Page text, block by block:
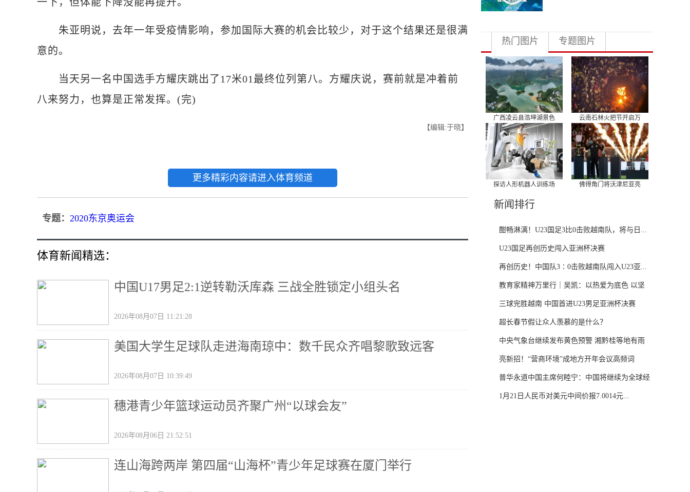
朱亚明说，去年一年受疫情影响，参加国际大赛的机会比较少，对于这个结果还是很满
意的。
当天另一名中国选手方耀庆跳出了17米01最终位列第八。方耀庆说，赛前就是冲着前
八来努力，也算是正常发挥。(完)
【编辑:于晓】
更多精彩内容请进入体育频道
专题： 2020东京奥运会
体育新闻精选：
中国U17男足2:1逆转勒沃库森 三战全胜锁定小组头名
2026年08月07日 11:21:28
美国大学生足球队走进海南琼中：数千民众齐唱黎歌致远客
2026年08月07日 10:39:49
穗港青少年篮球运动员齐聚广州“以球会友”
2026年08月06日 21:52:51
连山海跨两岸 第四届“山海杯”青少年足球赛在厦门举行
热门图片 专题图片
广西凌云县浩坤湖景色 云南石林火把节开启万
探访人形机器人训练场 佛得角门将沃津尼亚亮
新闻排行
酣畅淋漓！U23国足3比0击败越南队，将与日...
U23国足再创历史闯入亚洲杯决赛
再创历史！中国队3∶0击败越南队闯入U23亚...
教育家精神万里行｜吴凯：以热爱为底色 以坚
守...
三球完胜越南 中国首进U23男足亚洲杯决赛
超长春节假让众人羡慕的是什么？
中央气象台继续发布黄色预警 湘黔桂等地有雨
雪...
亮新招！“营商环境”成地方开年会议高频词
普华永道中国主席何睦宁：中国将继续为全球经
济...
1月21日人民币对美元中间价报7.0014元...